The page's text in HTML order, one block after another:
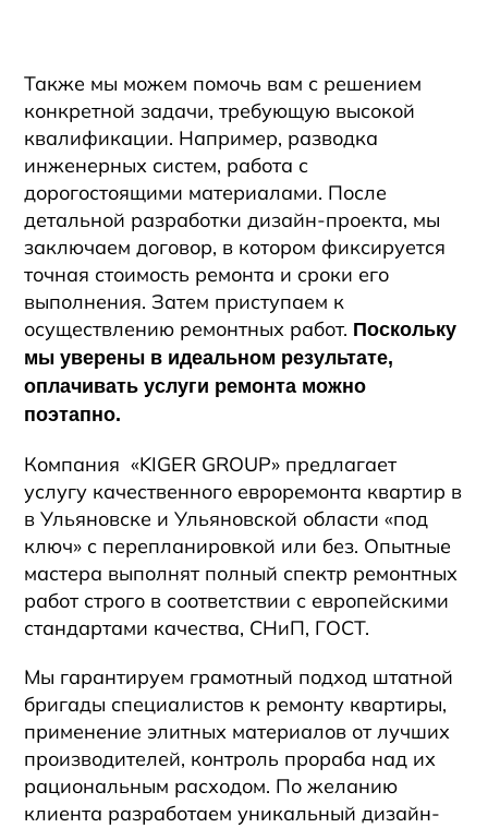
Также мы можем помочь вам с решением
конкретной задачи, требующую высокой
квалификации. Например, разводка
инженерных систем, работа с
дорогостоящими материалами. После
детальной разработки дизайн-проекта, мы
заключаем договор, в котором фиксируется
точная стоимость ремонта и сроки его
выполнения. Затем приступаем к
осуществлению ремонтных работ. Поскольку
мы уверены в идеальном результате,
оплачивать услуги ремонта можно
поэтапно.
Компания «KIGER GROUP» предлагает
услугу качественного евроремонта квартир в
в Ульяновске и Ульяновской области «под
ключ» с перепланировкой или без. Опытные
мастера выполнят полный спектр ремонтных
работ строго в соответствии с европейскими
стандартами качества, СНиП, ГОСТ.
Мы гарантируем грамотный подход штатной
бригады специалистов к ремонту квартиры,
применение элитных материалов от лучших
производителей, контроль прораба над их
рациональным расходом. По желанию
клиента разработаем уникальный дизайн-